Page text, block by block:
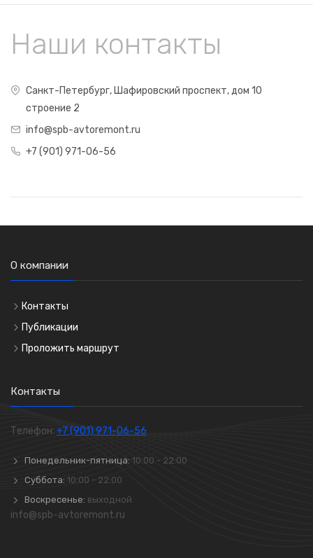
Наши контакты
Санкт-Петербург, Шафировский проспект, дом 10
строение 2
info@spb-avtoremont.ru
+7 (901) 971-06-56
О компании
Контакты
Публикации
Проложить маршрут
Контакты
Телефон: +7 (901) 971-06-56
Понедельник-пятница: 10:00 - 22:00
Суббота: 10:00 - 22:00
Воскресенье: выходной
info@spb-avtoremont.ru